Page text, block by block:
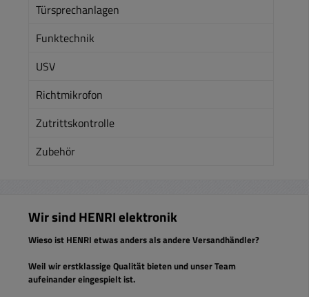
Türsprechanlagen
Funktechnik
USV
Richtmikrofon
Zutrittskontrolle
Zubehör
Wir sind HENRI elektronik
Wieso ist HENRI etwas anders als andere Versandhändler?
Weil wir erstklassige Qualität bieten und unser Team
aufeinander eingespielt ist.